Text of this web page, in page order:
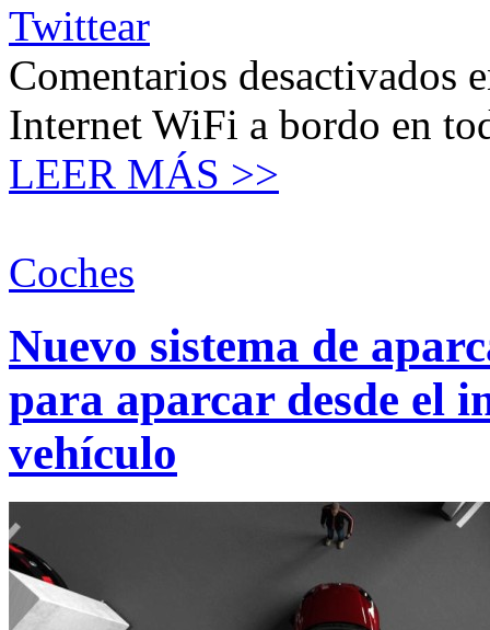
Twittear
Comentarios desactivados
Internet WiFi a bordo en
LEER MÁS >>
Coches
Nuevo sistema de
para aparcar desde el
vehículo